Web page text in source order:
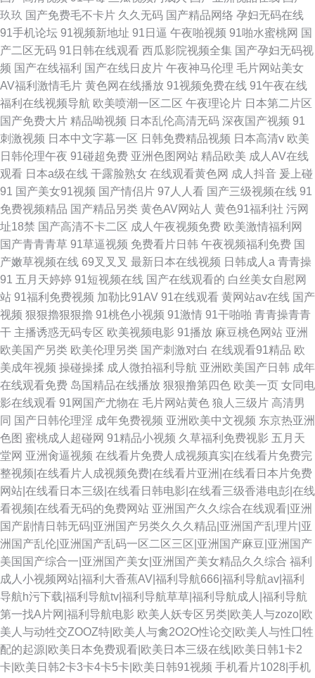
玖玖 国产免费毛不卡片 久久无码 国产精品网络 孕妇无码在线
91手机论坛 91视频新地址 91日逼 午夜啪视频 91啪水蜜桃网 国
产二区无码 91日韩在线观看 西瓜影院视频全集 国产孕妇无码视
频 国产在线福利 国产在线日皮片 午夜神马伦理 毛片网站美女
AV福利激情毛片 黄色网在线播放 91视频免费在线 91午夜在线
福利在线视频导航 欧美喷潮一区二区 午夜理论片 日本第二片区
国产免费大片 精品呦视频 日本乱伦高清无码 深夜国产视频 91
刺激视频 日本中文字幕一区 日韩免费精品视频 日本高清v 欧美
日韩伦理午夜 91碰超免费 亚洲色图网站 精品欧美 成人AV在线
观看 日本a级在线 干露脸熟女 在线观看黄色网 成人抖音 爰上碰
91 国产美女91视频 国产情侣片 97人人看 国产三级视频在线 91
免费视频精品 国产精品另类 黄色AV网站人 黄色91福利社 污网
址18禁 国产高清不卡二区 成人午夜视频免费 欧美激情福利网
国产青青青草 91草逼视频 免费看片日韩 午夜视频福利免费 国
产嫩草视频在线 69叉叉叉 最新日本在线视频 日韩成人a 青青操
91 五月天婷婷 91短视频在线 国产在线观看的 白丝美女自慰网
站 91福利免费视频 加勒比91AV 91在线观看 黄网站av在线 国产
视频 狠狠擼狠狠擼 91桃色小视频 91激情 91干啪啪 青青操青青
干 主播诱惑无码专区 欧美视频电影 91播放 麻豆桃色网站 亚洲
欧美国产另类 欧美伦理另类 国产刺激对白 在线观看91精品 欧
美成年视频 操碰操揉 成人微拍福利导航 亚洲欧美国产日韩 成年
在线观看免费 岛国精品在线播放 狠狠撸第四色 欧美一页 女同电
影在线观看 91网国产尤物在 毛片网站黄色 狼人三级片 高清男
同 国产日韩伦理淫 成年免费视频 亚洲欧美中文视频 东京热亚洲
色图 蜜桃成人超碰网 91精品小视频 久草福利免费视影 五月天
堂网 亚洲肏逼视频 在线看片免费人成视频真实|在线看片免费完
整视频|在线看片人成视频免费|在线看片亚洲|在线看日本片免费
网站|在线看日本三级|在线看日韩电影|在线看三级香港电彭|在线
看视频|在线看无码的免费网站 亚洲国产久久综合在线观看|亚洲
国产剧情日韩无码|亚洲国产另类久久久精品|亚洲国产乱理片|亚
洲国产乱伦|亚洲国产乱码一区二区三区|亚洲国产麻豆|亚洲国产
美国国产综合一|亚洲国产美女|亚洲国产美女精品久久综合 福利
成人小视频网站|福利大香蕉AV|福利导航666|福利导航av|福利
导航h污下载|福利导航tv|福利导航草草|福利导航成人|福利导航
第一找A片网|福利导航电影 欧美人妖专区另类|欧美人与zozo|欧
美人与动牲交ZOOZ特|欧美人与禽2O2O性论交|欧美人与性囗牲
配的起源|欧美日本免费观看|欧美日本三级在线|欧美日韩1卡2
卡|欧美日韩2卡3卡4卡5卡|欧美日韩91视频 手机看片1028|手机